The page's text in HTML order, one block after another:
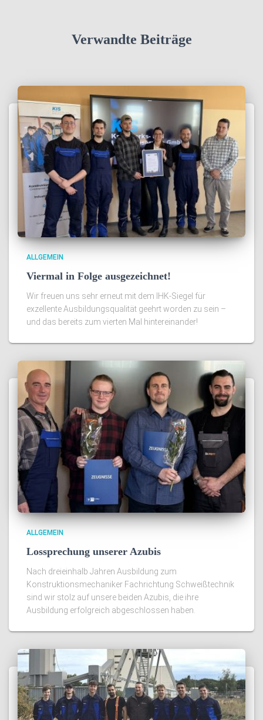
Verwandte Beiträge
ALLGEMEIN
Viermal in Folge ausgezeichnet!
Wir freuen uns sehr erneut mit dem IHK-Siegel für
exzellente Ausbildungsqualität geehrt worden zu sein –
und das bereits zum vierten Mal hintereinander!
ALLGEMEIN
Lossprechung unserer Azubis
Nach dreieinhalb Jahren Ausbildung zum
Konstruktionsmechaniker Fachrichtung Schweißtechnik
sind wir stolz auf unsere beiden Azubis, die ihre
Ausbildung erfolgreich abgeschlossen haben.